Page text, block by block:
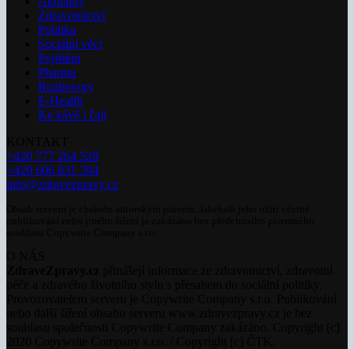
Zdravotnictví
Politika
Sociální věci
Pojištění
Pharma
Rozhovory
E-Health
Ke kávě i čaji
+420 777 264 528
+420 606 831 394
info@zdravezpravy.cz